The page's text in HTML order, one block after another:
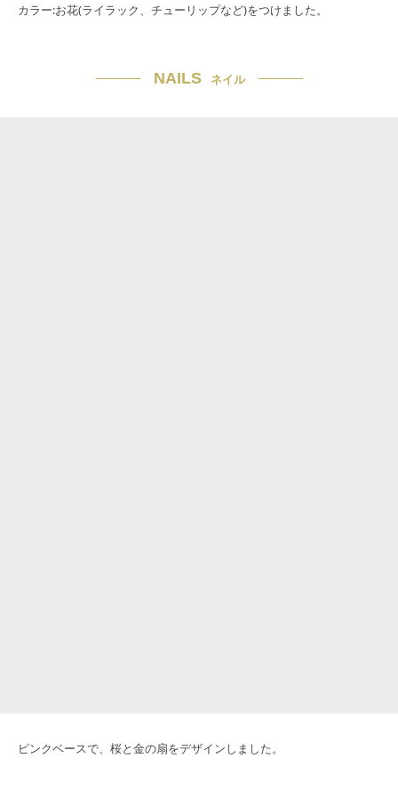
カラー:お花(ライラック、チューリップなど)をつけました。
NAILS ネイル
ピンクベースで、桜と金の扇をデザインしました。